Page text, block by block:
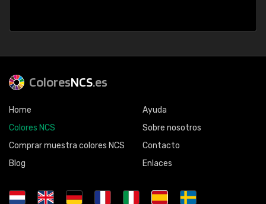
ColoresNCS.es
Home
Colores NCS
Comprar muestra colores NCS
Blog
Ayuda
Sobre nosotros
Contacto
Enlaces